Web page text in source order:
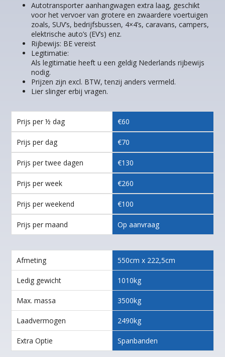
Autotransporter aanhangwagen extra laag, geschikt
voor het vervoer van grotere en zwaardere voertuigen
zoals, SUV’s, bedrijfsbussen, 4×4’s, caravans, campers,
elektrische auto’s (EV’s) enz.
Rijbewijs: BE vereist
Legitimatie:
Als legitimatie heeft u een geldig Nederlands rijbewijs
nodig.
Prijzen zijn excl. BTW, tenzij anders vermeld.
Lier slinger erbij vragen.
Prijs per ½ dag €60
Prijs per dag €70
Prijs per twee dagen €130
Prijs per week €260
Prijs per weekend €100
Prijs per maand Op aanvraag
Afmeting 550cm x 222,5cm
Ledig gewicht 1010kg
Max. massa 3500kg
Laadvermogen 2490kg
Extra Optie Spanbanden